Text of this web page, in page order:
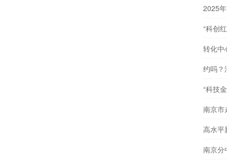
2025
“科创
转化中
约吗？
“科技
南京市
高水平
南京分